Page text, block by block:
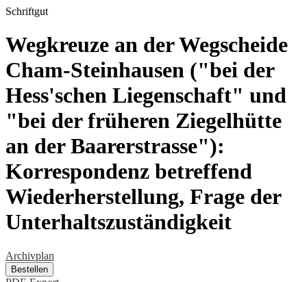
Schriftgut
Wegkreuze an der Wegscheide
Cham-Steinhausen ("bei der
Hess'schen Liegenschaft" und
"bei der früheren Ziegelhütte
an der Baarerstrasse"):
Korrespondenz betreffend
Wiederherstellung, Frage der
Unterhaltszuständigkeit
Archivplan
Bestellen